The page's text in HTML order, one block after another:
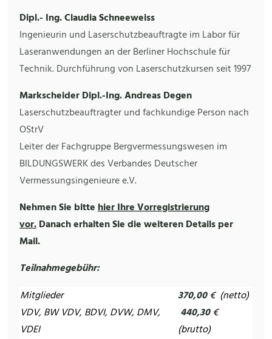
Dipl.- Ing. Claudia Schneeweiss
Ingenieurin und Laserschutzbeauftragte im Labor für
Laseranwendungen an der Berliner Hochschule für
Technik. Durchführung von Laserschutzkursen seit 1997
Markscheider Dipl.-Ing. Andreas Degen
Laserschutzbeauftragter und fachkundige Person nach
OStrV
Leiter der Fachgruppe Bergvermessungswesen im
BILDUNGSWERK des Verbandes Deutscher
Vermessungsingenieure e.V.
Nehmen Sie bittehier Ihre Vorregistrierung
vor.Danach erhalten Sie die weiteren Details per
Mail.
Teilnahmegebühr:
Mitglieder
VDV, BW VDV, BDVI, DVW, DMV,
VDEI
370,00€ (netto)
440,30€
(brutto)